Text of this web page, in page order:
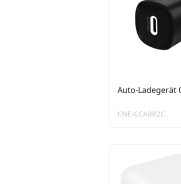
Auto-Ladegerät
CNE-CCABR2C